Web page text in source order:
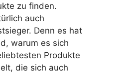
zu finden.
auch
Denn es hat
warum es sich
Produkte
die sich auch